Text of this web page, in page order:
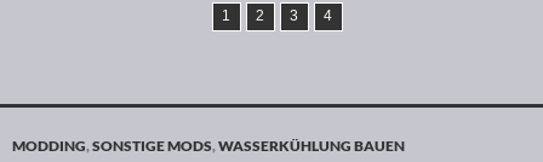
1 2 3 4
MODDING,SONSTIGE MODS,WASSERKÜHLUNG BAUEN